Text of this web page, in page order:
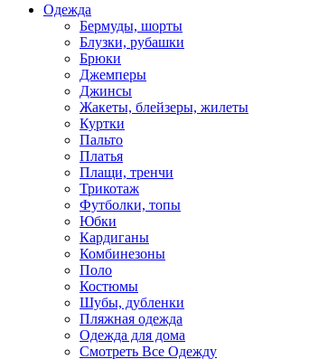
Одежда
Бермуды, шорты
Блузки, рубашки
Брюки
Джемперы
Джинсы
Жакеты, блейзеры, жилеты
Куртки
Пальто
Платья
Плащи, тренчи
Трикотаж
Футболки, топы
Юбки
Кардиганы
Комбинезоны
Поло
Костюмы
Шубы, дубленки
Пляжная одежда
Одежда для дома
Смотреть Все Одежду